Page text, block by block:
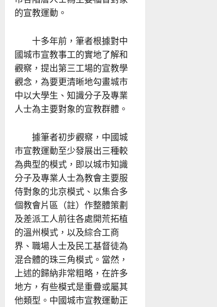
的宣教運動。
十多年前，筆者根據對中
國城市宣教事工的實地了解和
觀察，提出第三工場的宣教學
觀念，為要更清晰地勾畫城市
中以大學生、知識分子及專業
人士為主要對象的宣教群體。
據筆者初步觀察，中國城
市宣教運動至少發展出三種較
為典型的模式，即以城市知識
分子及專業人士為教會主要服
侍對象的北京模式、以集合多
個教會片區（註）作整體策劃
及差派工人前往各處開荒拓植
的溫州模式，以及綜合工商
界、職場人士及民工基督徒為
混合體的珠三角模式。當然，
上述的歸納非常粗略，在許多
地方，有些模式是重疊或屬其
他類型。中國城市宣教運動正